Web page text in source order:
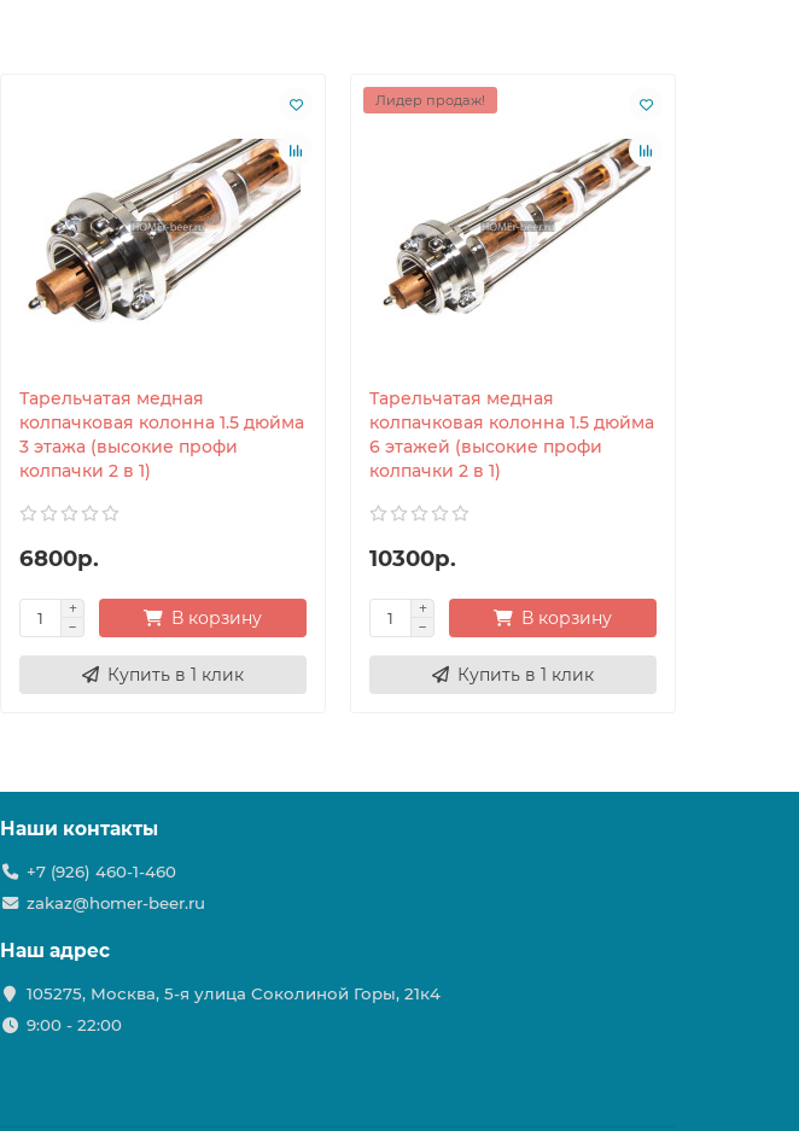
Тарельчатая медная
колпачковая колонна 1.5 дюйма
3 этажа (высокие профи
колпачки 2 в 1)
6800р.
В корзину
Купить в 1 клик
Лидер продаж!
Тарельчатая медная
колпачковая колонна 1.5 дюйма
6 этажей (высокие профи
колпачки 2 в 1)
10300р.
В корзину
Купить в 1 клик
Наши контакты
+7 (926) 460-1-460
zakaz@homer-beer.ru
Наш адрес
105275, Москва, 5-я улица Соколиной Горы, 21к4
9:00 - 22:00